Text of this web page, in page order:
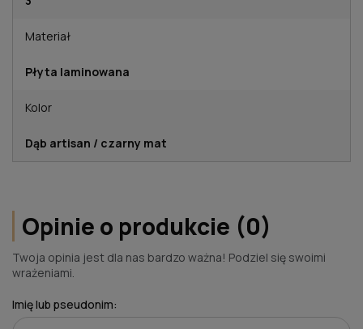
Materiał
Płyta laminowana
Kolor
Dąb artisan / czarny mat
Opinie o produkcie (0)
Twoja opinia jest dla nas bardzo ważna! Podziel się swoimi
wrażeniami.
Imię lub pseudonim: